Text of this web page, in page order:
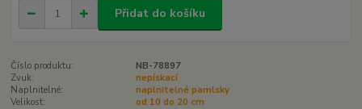
Přidat do košíku
Číslo produktu:
NB-78897
Zvuk:
nepískací
Naplnitelné:
naplnitelné pamlsky
Velikost:
od 10 do 20 cm